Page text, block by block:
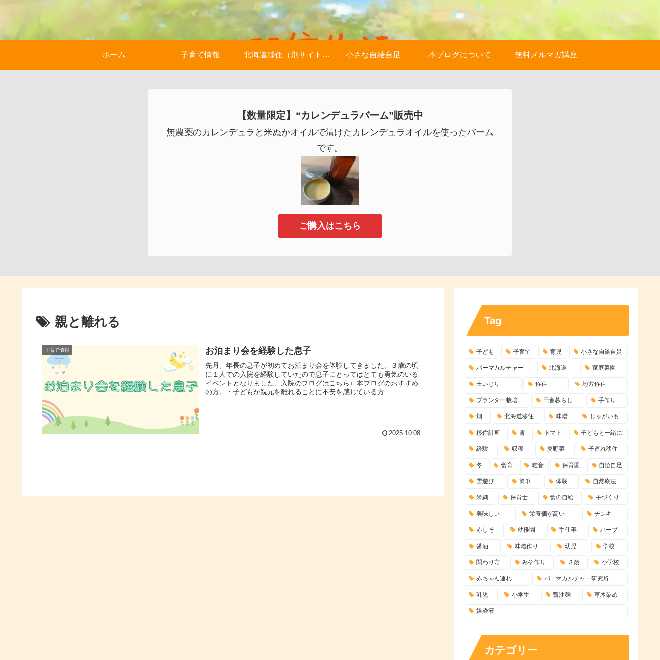
ホーム 子育て情報 北海道移住（別サイトへ） 小さな自給自足 本ブログについて 無料メルマガ講座
【数量限定】“カレンデュラバーム”販売中
無農薬のカレンデュラと米ぬかオイルで漬けたカレンデュラオイルを使ったバーム
です。
ご購入はこちら
親と離れる
子育て情報 お泊まり会を経験した息子
先月、年長の息子が初めてお泊まり会を体験してきました。３歳の頃
に１人での入院を経験していたので息子にとってはとても勇気のいる
イベントとなりました。入院のブログはこちら↓↓本ブログのおすすめ
の方。・子どもが親元を離れることに不安を感じている方...
2025.10.08
Tag
子ども 子育て 育児 小さな自給自足
パーマカルチャー 北海道 家庭菜園
土いじり 移住 地方移住
プランター栽培 田舎暮らし 手作り
畑 北海道移住 味噌 じゃがいも
移住計画 雪 トマト 子どもと一緒に
経験 収穫 夏野菜 子連れ移住
冬 食育 吃音 保育園 自給自足
雪遊び 簡単 体験 自然療法
米麹 保育士 食の自給 手づくり
美味しい 栄養価が高い チンキ
赤しそ 幼稚園 手仕事 ハーブ
醤油 味噌作り 幼児 学校
関わり方 みそ作り ３歳 小学校
赤ちゃん連れ パーマカルチャー研究所
乳児 小学生 醤油麹 草木染め
媒染液
カテゴリー